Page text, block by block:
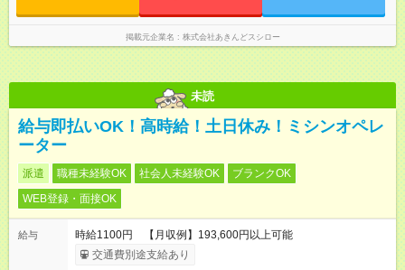
掲載元企業名 株式会社あきんどスシロー
未読
給与即払いOK！高時給！土日休み！ミシンオペレ
ーター
派遣 職種未経験OK 社会人未経験OK
ブランクOK
WEB登録・面接OK
給与
時給1100円 【月収例】193,600円以上可能
交通費別途支給あり